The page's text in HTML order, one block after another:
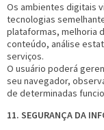
Os ambientes digitais
tecnologias
plataformas, melhoria
conteúdo, análise
serviços.
O usuário poderá
seu navegador,
de determinadas
11. SEGURANÇA DA